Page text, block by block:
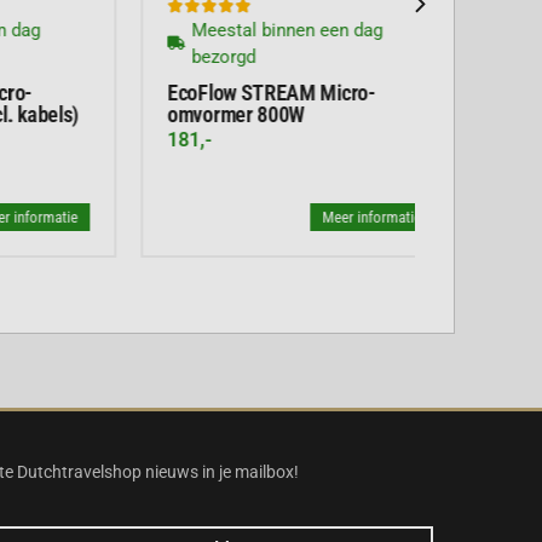

Meestal binnen een dag
bezorgd
Ecoflow PowerStream Micro-
omvormer 800W
Meer informatie
Dutchtravelshop nieuws in je mailbox!